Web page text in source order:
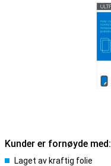
Kunder er fornøyde med:
Laget av kraftig folie